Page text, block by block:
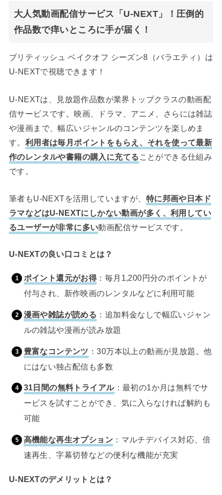
大人気動画配信サービス「U-NEXT」！圧倒的
作品数で痒いところに手が届く！
ブリティッシュ ベイクオフ シーズン8（バラエティ）は
U-NEXTで視聴できます！
U-NEXTは、見放題作品数が業界トップクラスの動画配
信サービスです。映画、ドラマ、アニメ、さらには雑誌
や漫画まで、幅広いジャンルのコンテンツを楽しめま
す。 利用者は毎月ポイントをもらえ、それを使って最新
作のレンタルや書籍の購入に充てる ことができる仕組み
です。
筆者もU-NEXTを活用していますが、 特に邦画や日本ド
ラマなどはU-NEXTにしかない動画が多く、利用してい
るユーザーが非常に多い動画配信サービスです。
U-NEXTの良い口コミとは？
ポイント還元がお得：毎月1,200円分のポイントが
付与され、新作映画のレンタルなどに利用可能
漫画や雑誌が読める ：追加料金なしで幅広いジャン
ルの雑誌や漫画が読み放題
豊富なコンテンツ ：30万本以上の動画が見放題。他
にはない独占配信も多数
31日間の無料トライアル：最初の1か月は無料でサ
ービスを試すことができ、気に入らなければ解約も
可能
高機能な再生オプション ：マルチデバイス対応、倍
速再生、字幕切替などの便利な機能が充実
U-NEXTのデメリットとは？